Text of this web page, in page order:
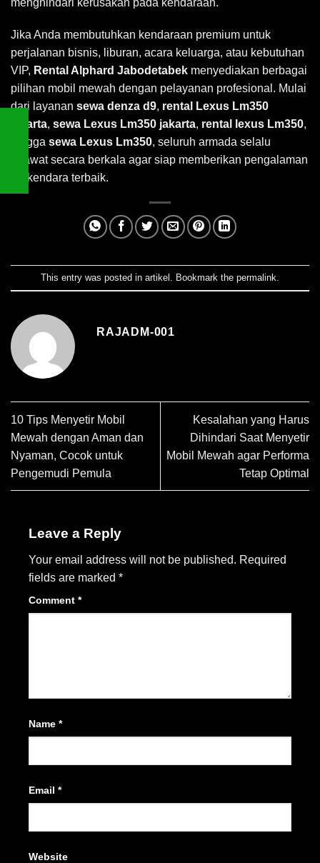
Jika Anda membutuhkan kendaraan premium untuk
perjalanan bisnis, liburan, acara keluarga, atau kebutuhan
VIP, Rental Alphard Jabodetabek menyediakan berbagai
pilihan mobil mewah dengan pelayanan profesional. Mulai
dari layanan sewa denza d9, rental Lexus Lm350
jakarta, sewa Lexus Lm350 jakarta, rental lexus Lm350,
hingga sewa Lexus Lm350, seluruh armada selalu
dirawat secara berkala agar siap memberikan pengalaman
berkendara terbaik.
This entry was posted in artikel . Bookmark the permalink
RAJADM-001
10 Tips Menyetir Mobil
Mewah dengan Aman dan
Nyaman, Cocok untuk
Pengemudi Pemula
Kesalahan yang Harus
Dihindari Saat Menyetir
Mobil Mewah agar Performa
Tetap Optimal
Leave a Reply
Your email address will not be published. Required
fields are marked *
Comment *
Name *
Email *
Website